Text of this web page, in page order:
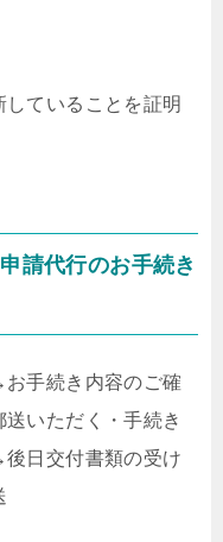
ていることを証明
請代行のお手続き
お手続き内容のご確
いただく・手続き
後日交付書類の受け